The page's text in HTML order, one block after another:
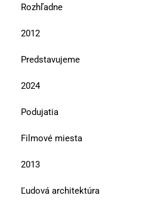
Rozhľadne
2012
Predstavujeme
2024
Podujatia
Filmové miesta
2013
Ľudová architektúra